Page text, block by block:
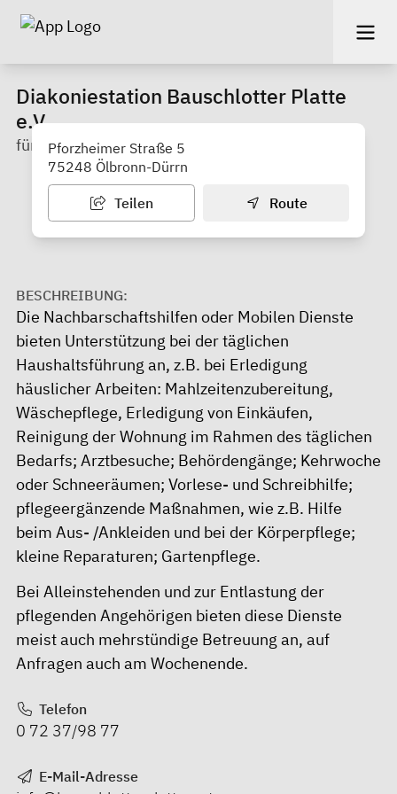
Diakoniestation Bauschlotter Platte
e.V.
für Kieselbronn, Neulingen und Ölbronn-Dürrn
Pforzheimer Straße 5
75248 Ölbronn-Dürrn
Teilen Route
BESCHREIBUNG:
Die Nachbarschaftshilfen oder Mobilen Dienste
bieten Unterstützung bei der täglichen
Haushaltsführung an, z.B. bei Erledigung
häuslicher Arbeiten: Mahlzeitenzubereitung,
Wäschepflege, Erledigung von Einkäufen,
Reinigung der Wohnung im Rahmen des täglichen
Bedarfs; Arztbesuche; Behördengänge; Kehrwoche
oder Schneeräumen; Vorlese- und Schreibhilfe;
pflegeergänzende Maßnahmen, wie z.B. Hilfe
beim Aus- /Ankleiden und bei der Körperpflege;
kleine Reparaturen; Gartenpflege.
Bei Alleinstehenden und zur Entlastung der
pflegenden Angehörigen bieten diese Dienste
meist auch mehrstündige Betreuung an, auf
Anfragen auch am Wochenende.
Telefon
0 72 37/98 77
E-Mail-Adresse